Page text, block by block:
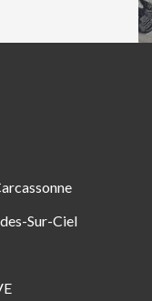
Sur-Ciel